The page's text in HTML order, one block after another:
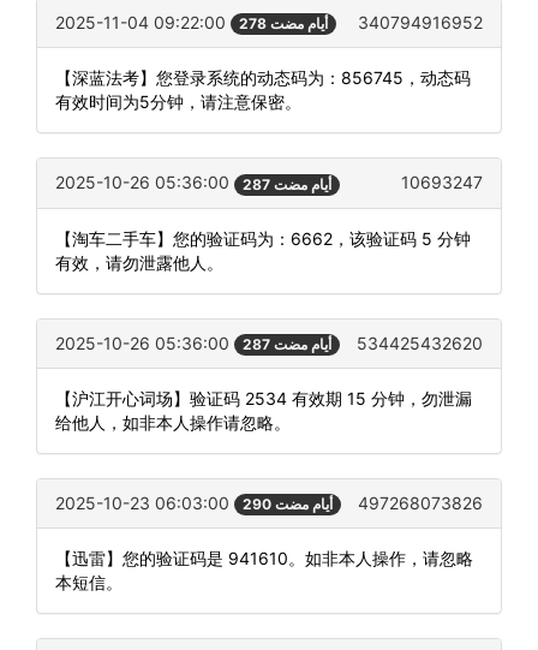
2025-11-04 09:22:00 278 أيام مضت 340794916952
【深蓝法考】您登录系统的动态码为：856745，动态码
有效时间为5分钟，请注意保密。
2025-10-26 05:36:00 287 أيام مضت 10693247
【淘车二手车】您的验证码为：6662，该验证码 5 分钟
有效，请勿泄露他人。
2025-10-26 05:36:00 287 أيام مضت 534425432620
【沪江开心词场】验证码 2534 有效期 15 分钟，勿泄漏
给他人，如非本人操作请忽略。
2025-10-23 06:03:00 290 أيام مضت 497268073826
【迅雷】您的验证码是 941610。如非本人操作，请忽略
本短信。